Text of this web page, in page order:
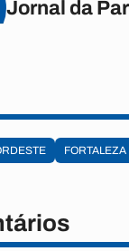
Jornal da
FORTALEZA